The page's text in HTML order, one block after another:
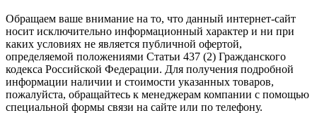
Обращаем ваше внимание на то, что данный интернет-сайт
носит исключительно информационный характер и ни при
каких условиях не является публичной офертой,
определяемой положениями Статьи 437 (2) Гражданского
кодекса Российской Федерации. Для получения подробной
информации наличии и стоимости указанных товаров,
пожалуйста, обращайтесь к менеджерам компании с помощью
специальной формы связи на сайте или по телефону.